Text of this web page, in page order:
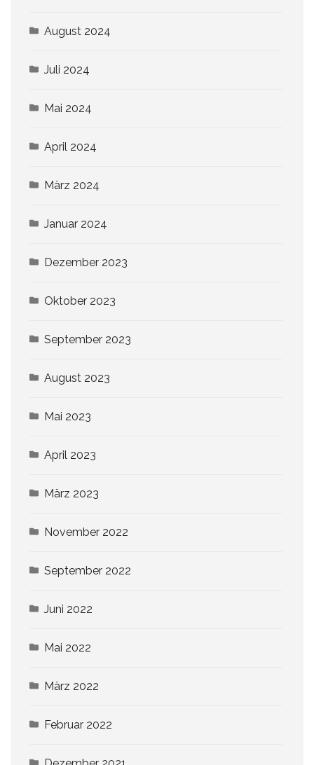
August 2024
Juli 2024
Mai 2024
April 2024
März 2024
Januar 2024
Dezember 2023
Oktober 2023
September 2023
August 2023
Mai 2023
April 2023
März 2023
November 2022
September 2022
Juni 2022
Mai 2022
März 2022
Februar 2022